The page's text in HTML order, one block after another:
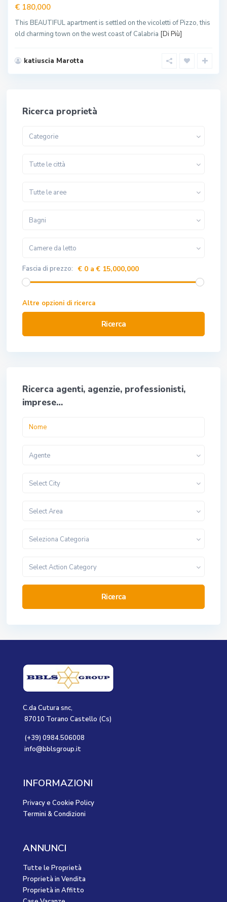
€ 180,000
This BEAUTIFUL apartment is settled on the vicoletti of Pizzo, this
old charming town on the west coast of Calabria [Di Più]
katiuscia Marotta
Ricerca proprietà
Categorie
Tutte le città
Tutte le aree
Bagni
Camere da letto
Fascia di prezzo: € 0 a € 15,000,000
Altre opzioni di ricerca
Ricerca
Ricerca agenti, agenzie, professionisti,
imprese…
Agente
Select City
Select Area
Seleziona Categoria
Select Action Category
Ricerca
C.da Cutura snc,
87010 Torano Castello (Cs)
(+39) 0984.506008
info@bblsgroup.it
INFORMAZIONI
Privacy e Cookie Policy
Termini & Condizioni
ANNUNCI
Tutte le Proprietà
Proprietà in Vendita
Proprietà in Affitto